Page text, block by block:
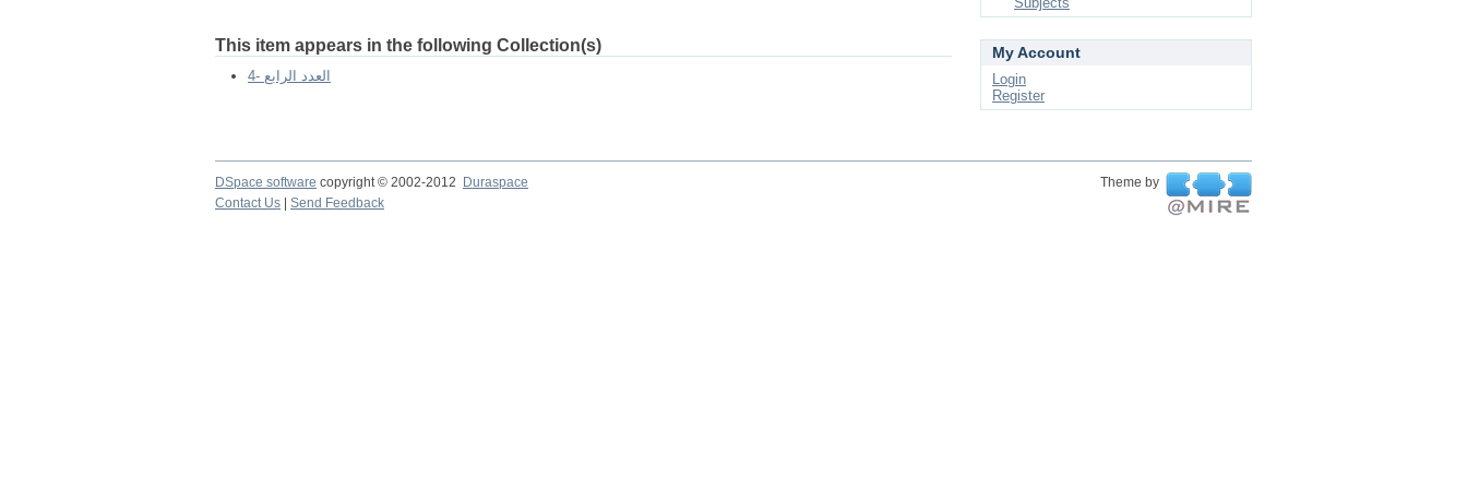
This item appears in the following Collection(s)
4- العدد الرابع
My Account
Login
Register
DSpace software copyright © 2002-2012 Duraspace
Theme by
Contact Us
Send Feedback